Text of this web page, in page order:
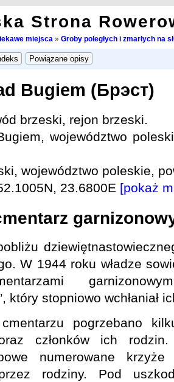
Strona
miejsca » Groby poległych i zmarłych na
Bugiem (Брэст)
brzeski, rejon brzeski.
województwo
województwo poleskie,
23.6800E [pokaż
W 1944 roku władze
który stopniowo wchłaniał
pogrzebano
członków ich rodzin.
numerowane
rodziny. Pod